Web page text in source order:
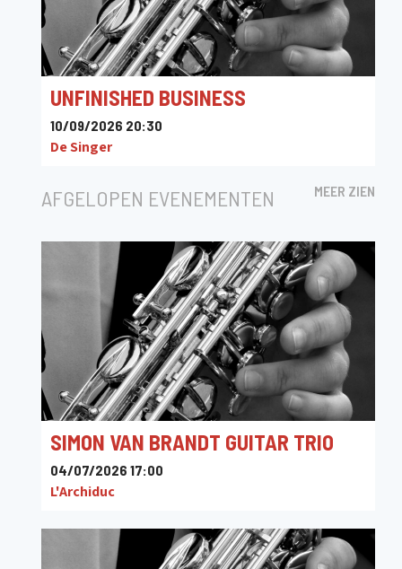
UNFINISHED BUSINESS
10/09/2026 20:30
De Singer
AFGELOPEN EVENEMENTEN MEER ZIEN
SIMON VAN BRANDT GUITAR TRIO
04/07/2026 17:00
L'Archiduc